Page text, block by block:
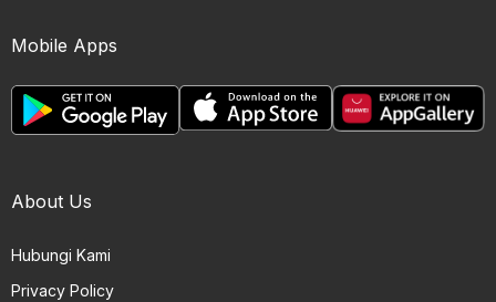
Mobile Apps
About Us
Hubungi Kami
Privacy Policy